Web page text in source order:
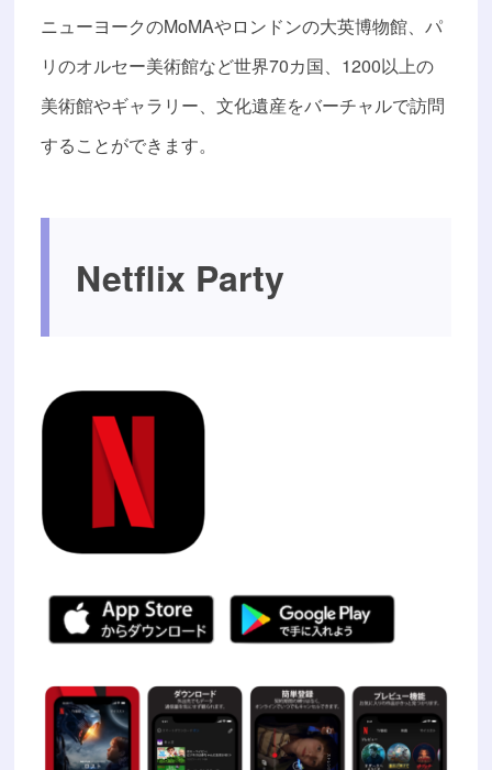
ニューヨークのMoMAやロンドンの大英博物館、パ
リのオルセー美術館など世界70カ国、1200以上の
美術館やギャラリー、文化遺産をバーチャルで訪問
することができます。
Netflix Party